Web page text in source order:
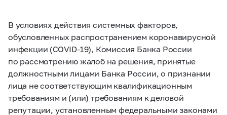
В условиях действия системных факторов,
обусловленных распространением коронавирусной
инфекции (COVID-19), Комиссия Банка России
по рассмотрению жалоб на решения, принятые
должностными лицами Банка России, о признании
лица не соответствующим квалификационным
требованиям и (или) требованиям к деловой
репутации, установленным федеральными законами